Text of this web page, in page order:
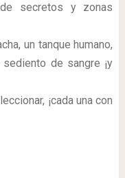
secretos y zonas
un tanque humano,
de sangre ¡y
¡cada una con